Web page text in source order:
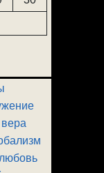
вера
любовь